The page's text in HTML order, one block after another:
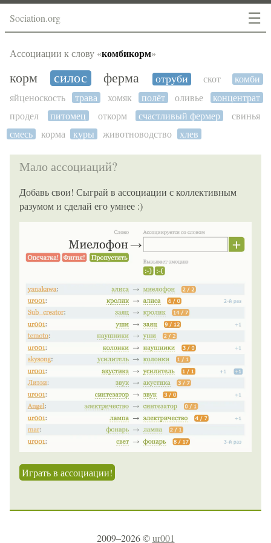
☰
Sociation.org
Ассоциации к слову «комбикорм»
корм силос ферма отруби скот
комби
яйценоскость
трава хомяк полёт оливье
концентрат
продел
питомец откорм счастливый фермер
свинья
смесь
корма куры животноводство хлев
Мало ассоциаций?
Добавь свои! Сыграй в ассоциации с коллективным
разумом и сделай его умнее :)
Играть в ассоциации!
2009–2026 ©ur001